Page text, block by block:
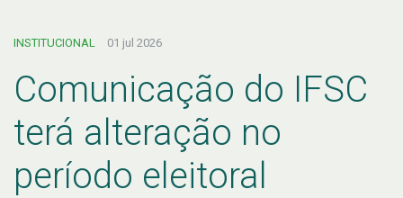
INSTITUCIONAL 01 jul 2026
Comunicação do IFSC
terá alteração no
período eleitoral